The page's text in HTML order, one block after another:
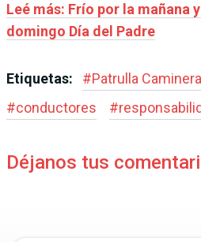
Leé más: Frío por la mañana
domingo Día del Padre
Etiquetas: #Patrulla Caminera
#conductores #
Déjanos tus